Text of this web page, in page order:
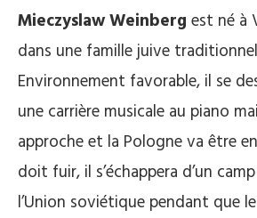
Mieczyslaw Weinberg est né à
dans une famille juive
Environnement favorable, il se
une carrière musicale au piano
approche et la Pologne va être
doit fuir, il s’échappera d’un
l’Union soviétique pendant que